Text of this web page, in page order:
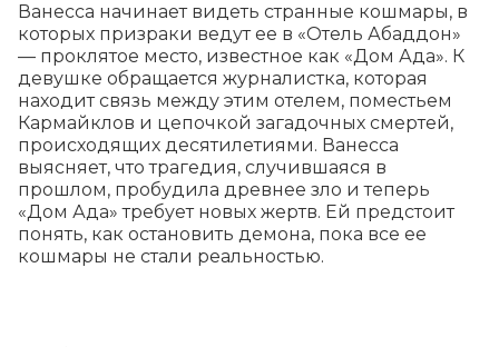
Ванесса начинает видеть странные кошмары, в
которых призраки ведут ее в «Отель Абаддон»
— проклятое место, известное как «Дом Ада». К
девушке обращается журналистка, которая
находит связь между этим отелем, поместьем
Кармайклов и цепочкой загадочных смертей,
происходящих десятилетиями. Ванесса
выясняет, что трагедия, случившаяся в
прошлом, пробудила древнее зло и теперь
«Дом Ада» требует новых жертв. Ей предстоит
понять, как остановить демона, пока все ее
кошмары не стали реальностью.